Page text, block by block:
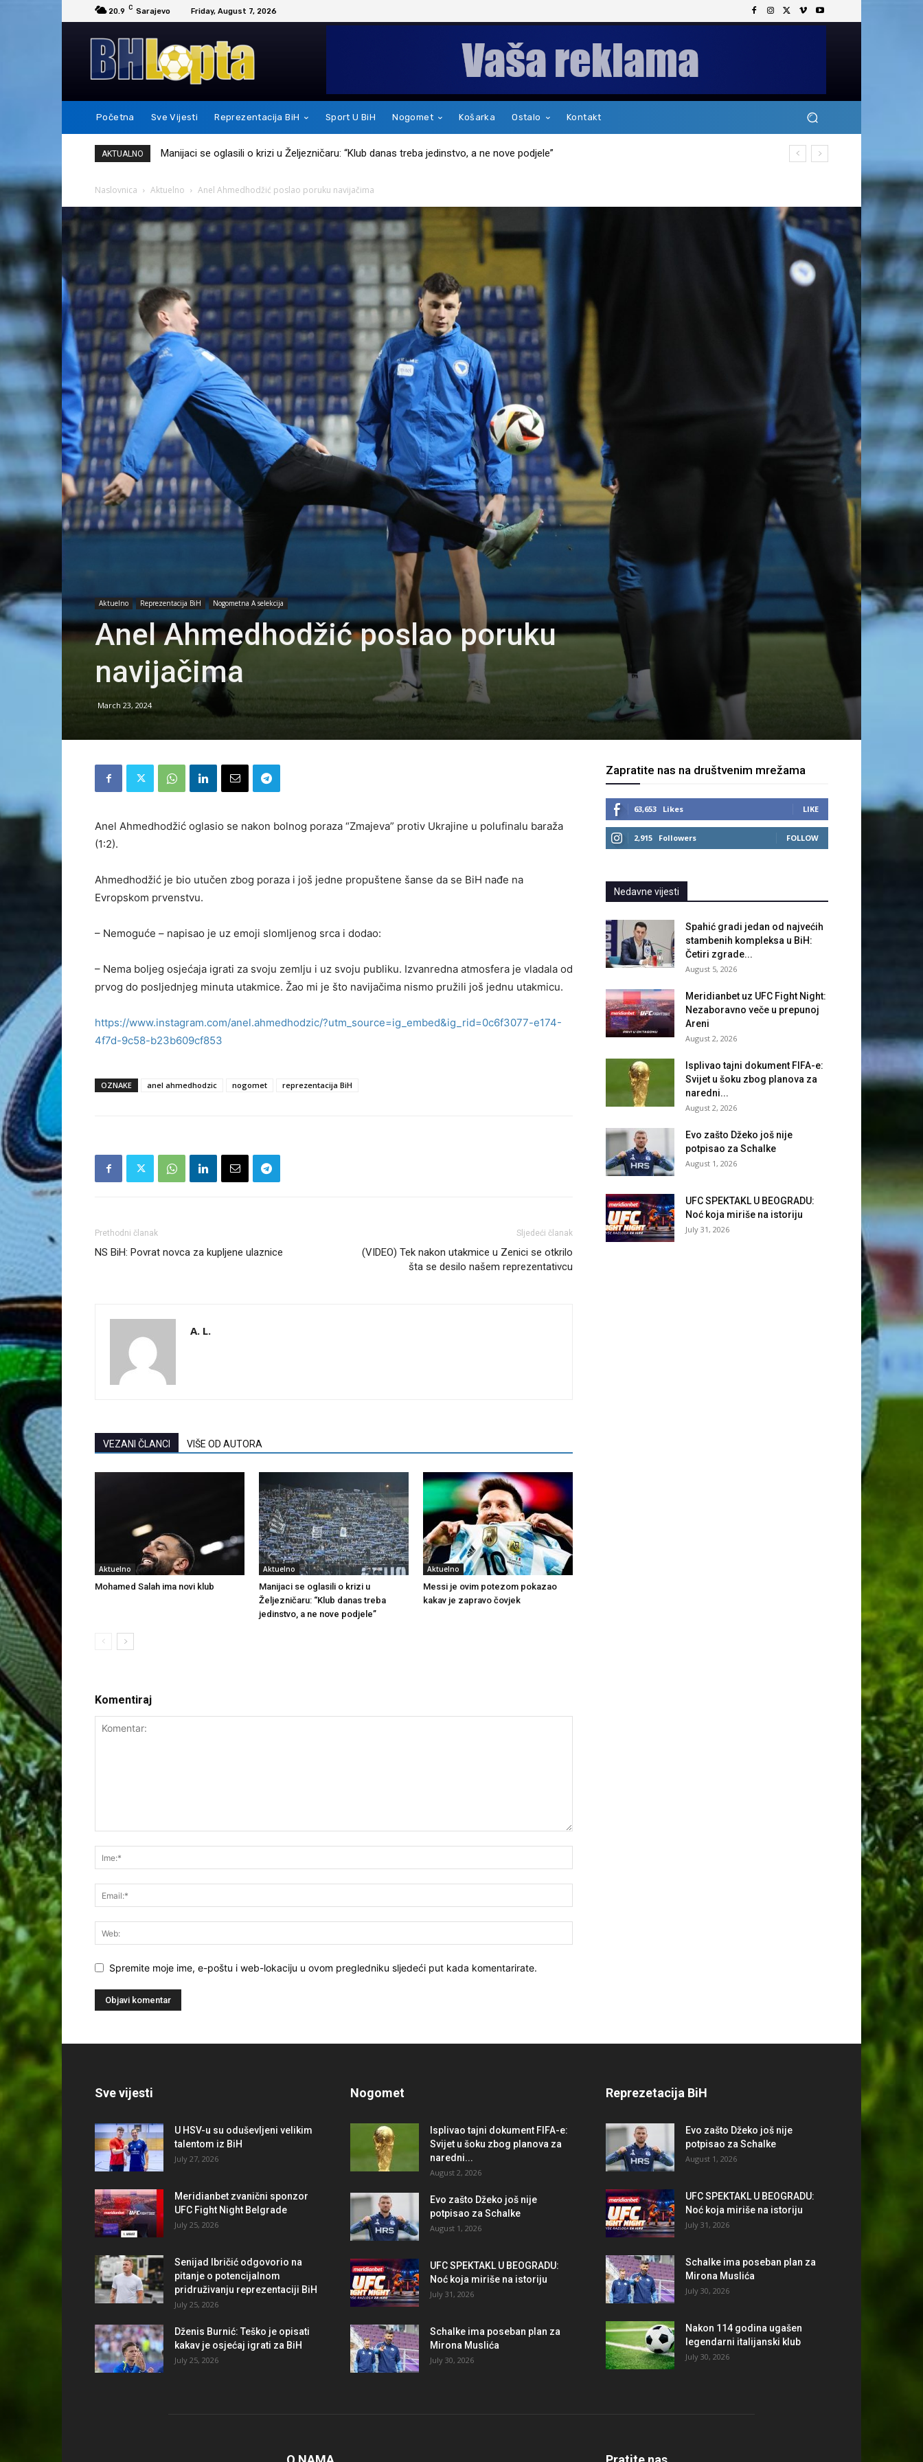
20.9 C Sarajevo Friday, August 7, 2026
Početna Sve Vijesti Reprezentacija BiH Sport U BiH Nogomet Košarka Ostalo Kontakt
AKTUALNO Messi je ovim potezom pokazao kakav je zapravo čovjek
Naslovnica Aktuelno Anel Ahmedhodžić poslao poruku navijačima
Aktuelno Reprezentacija BiH Nogometna A selekcija
Anel Ahmedhodžić poslao poruku
navijačima
March 23, 2024
Anel Ahmedhodžić oglasio se nakon bolnog poraza “Zmajeva” protiv Ukrajine u polufinalu baraža
(1:2).
Ahmedhodžić je bio utučen zbog poraza i još jedne propuštene šanse da se BiH nađe na
Evropskom prvenstvu.
– Nemoguće – napisao je uz emoji slomljenog srca i dodao:
– Nema boljeg osjećaja igrati za svoju zemlju i uz svoju publiku. Izvanredna atmosfera je vladala od
prvog do posljednjeg minuta utakmice. Žao mi je što navijačima nismo pružili još jednu utakmicu.
https://www.instagram.com/anel.ahmedhodzic/?utm_source=ig_embed&ig_rid=0c6f3077-e174-
4f7d-9c58-b23b609cf853
OZNAKE anel ahmedhodzic nogomet reprezentacija BiH
Prethodni članak
NS BiH: Povrat novca za kupljene ulaznice
Sljedeći članak
(VIDEO) Tek nakon utakmice u Zenici se otkrilo
šta se desilo našem reprezentativcu
A. L.
VEZANI ČLANCI VIŠE OD AUTORA
Aktuelno
Mohamed Salah ima novi klub
Aktuelno
Manijaci se oglasili o krizi u
Željezničaru: “Klub danas treba
jedinstvo, a ne nove podjele”
Aktuelno
Messi je ovim potezom pokazao
kakav je zapravo čovjek
Komentiraj
Spremite moje ime, e-poštu i web-lokaciju u ovom pregledniku sljedeći put kada komentarirate.
Zapratite nas na društvenim mrežama
63,653 Likes LIKE
2,915 Followers FOLLOW
Nedavne vijesti
Spahić gradi jedan od najvećih
stambenih kompleksa u BiH:
Četiri zgrade...
August 5, 2026
Meridianbet uz UFC Fight Night:
Nezaboravno veče u prepunoj
Areni
August 2, 2026
Isplivao tajni dokument FIFA-e:
Svijet u šoku zbog planova za
naredni...
August 2, 2026
Evo zašto Džeko još nije
potpisao za Schalke
August 1, 2026
UFC SPEKTAKL U BEOGRADU:
Noć koja miriše na istoriju
July 31, 2026
Sve vijesti
U HSV-u su oduševljeni velikim
talentom iz BiH
July 27, 2026
Meridianbet zvanični sponzor
UFC Fight Night Belgrade
July 25, 2026
Senijad Ibričić odgovorio na
pitanje o potencijalnom
pridruživanju reprezentaciji BiH
July 25, 2026
Dženis Burnić: Teško je opisati
kakav je osjećaj igrati za BiH
July 25, 2026
Nogomet
Isplivao tajni dokument FIFA-e:
Svijet u šoku zbog planova za
naredni...
August 2, 2026
Evo zašto Džeko još nije
potpisao za Schalke
August 1, 2026
UFC SPEKTAKL U BEOGRADU:
Noć koja miriše na istoriju
July 31, 2026
Schalke ima poseban plan za
Mirona Muslića
July 30, 2026
Reprezetacija BiH
Evo zašto Džeko još nije
potpisao za Schalke
August 1, 2026
UFC SPEKTAKL U BEOGRADU:
Noć koja miriše na istoriju
July 31, 2026
Schalke ima poseban plan za
Mirona Muslića
July 30, 2026
Nakon 114 godina ugašen
legendarni italijanski klub
July 30, 2026